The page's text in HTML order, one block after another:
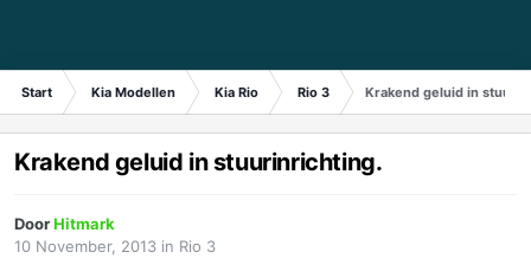
Start Kia Modellen Kia Rio Rio 3 Krakend geluid in
Krakend geluid in stuurinrichting.
DoorHitmark
10 November, 2013 in Rio 3